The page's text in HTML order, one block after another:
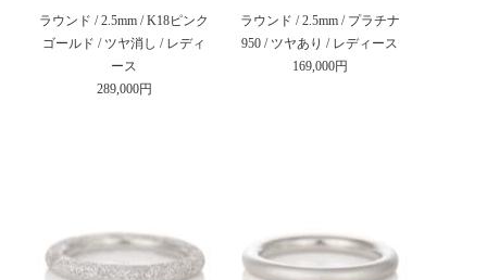
ラウンド / 2.5mm / K18ピンク
ゴールド / ツヤ消し / レディ
ース
289,000円
ラウンド / 2.5mm / プラチナ
950 / ツヤあり / レディース
169,000円